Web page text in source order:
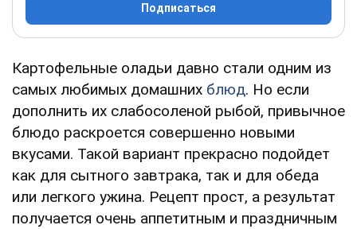
Подписаться
Картофельные оладьи давно стали одним из
самых любимых домашних блюд. Но если
дополнить их слабосоленой рыбой, привычное
блюдо раскроется совершенно новыми
вкусами. Такой вариант прекрасно подойдет
как для сытного завтрака, так и для обеда
или легкого ужина. Рецепт прост, а результат
получается очень аппетитным и праздничным